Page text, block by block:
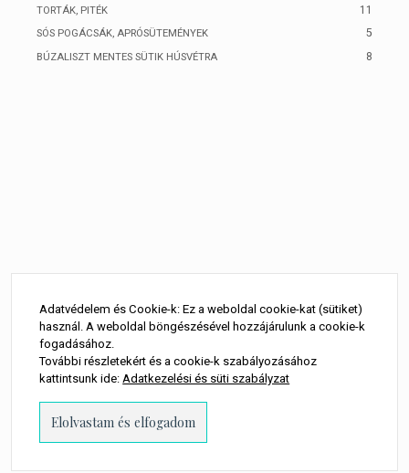
TORTÁK, PITÉK 11
SÓS POGÁCSÁK, APRÓSÜTEMÉNYEK 5
BÚZALISZT MENTES SÜTIK HÚSVÉTRA 8
Adatvédelem és Cookie-k: Ez a weboldal cookie-kat (sütiket)
használ. A weboldal böngészésével hozzájárulunk a cookie-k
fogadásához.
További részletekért és a cookie-k szabályozásához
kattintsunk ide:Adatkezelési és süti szabályzat